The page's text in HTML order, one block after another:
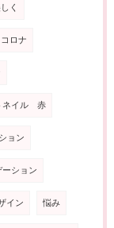
く
ロナ
ネイル 赤
ョン
ション
イン 悩み